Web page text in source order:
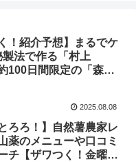
！紹介予想】まるでケ
製法で作る「村上
日間限定の「森乃
2025.08.08
ろろ！】自然薯農家レ
薬のメニューや口コミ
チ【ザワつく！金曜